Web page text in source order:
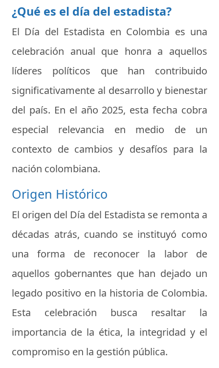
¿Qué es el día del estadista?
El Día del Estadista en Colombia es una
celebración anual que honra a aquellos
líderes políticos que han contribuido
significativamente al desarrollo y bienestar
del país. En el año 2025, esta fecha cobra
especial relevancia en medio de un
contexto de cambios y desafíos para la
nación colombiana.
Origen Histórico
El origen del Día del Estadista se remonta a
décadas atrás, cuando se instituyó como
una forma de reconocer la labor de
aquellos gobernantes que han dejado un
legado positivo en la historia de Colombia.
Esta celebración busca resaltar la
importancia de la ética, la integridad y el
compromiso en la gestión pública.